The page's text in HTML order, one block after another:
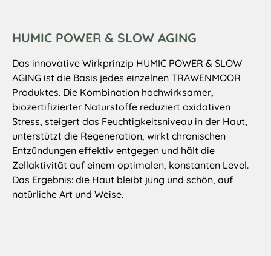
HUMIC POWER & SLOW AGING
Das innovative Wirkprinzip HUMIC POWER & SLOW
AGING ist die Basis jedes einzelnen TRAWENMOOR
Produktes. Die Kombination hochwirksamer,
biozertifizierter Naturstoffe reduziert oxidativen
Stress, steigert das Feuchtigkeitsniveau in der Haut,
unterstützt die Regeneration, wirkt chronischen
Entzündungen effektiv entgegen und hält die
Zellaktivität auf einem optimalen, konstanten Level.
Das Ergebnis: die Haut bleibt jung und schön, auf
natürliche Art und Weise.